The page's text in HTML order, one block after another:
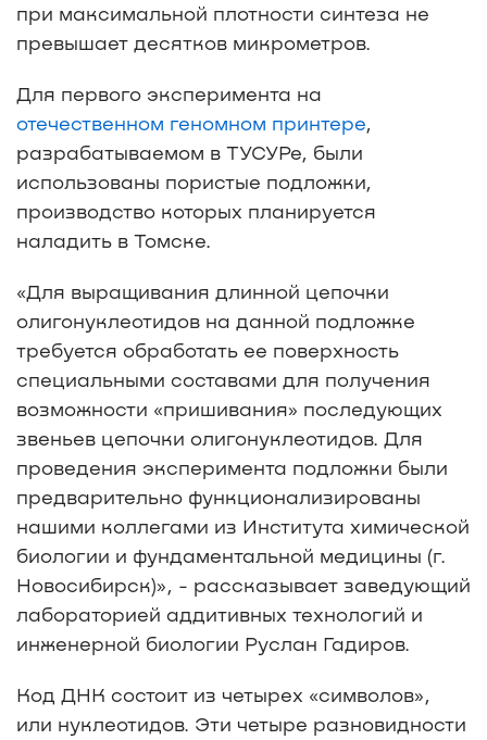
при максимальной плотности синтеза не
превышает десятков микрометров.
Для первого эксперимента на
отечественном геномном принтере,
разрабатываемом в ТУСУРе, были
использованы пористые подложки,
производство которых планируется
наладить в Томске.
«Для выращивания длинной цепочки
олигонуклеотидов на данной подложке
требуется обработать ее поверхность
специальными составами для получения
возможности «пришивания» последующих
звеньев цепочки олигонуклеотидов. Для
проведения эксперимента подложки были
предварительно функционализированы
нашими коллегами из Института химической
биологии и фундаментальной медицины (г.
Новосибирск)», - рассказывает заведующий
лабораторией аддитивных технологий и
инженерной биологии Руслан Гадиров.
Код ДНК состоит из четырех «символов»,
или нуклеотидов. Эти четыре разновидности